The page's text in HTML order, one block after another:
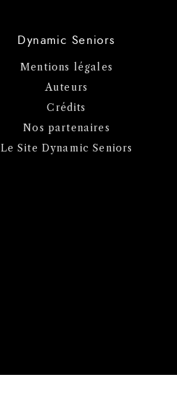
Dynamic Seniors
Mentions légales
Auteurs
Crédits
Nos partenaires
Le Site Dynamic Seniors